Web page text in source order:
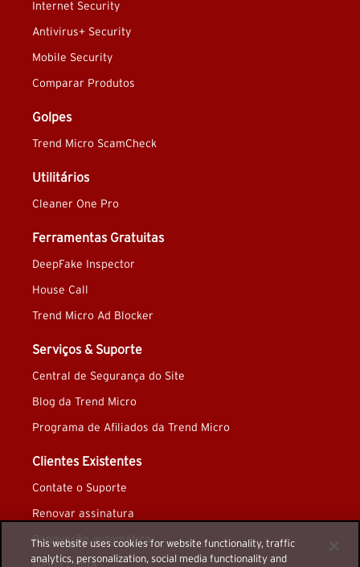
Internet Security
Antivirus+ Security
Mobile Security
Comparar Produtos
Golpes
Trend Micro ScamCheck
Utilitários
Cleaner One Pro
Ferramentas Gratuitas
DeepFake Inspector
House Call
Trend Micro Ad Blocker
Serviços & Suporte
Central de Segurança do Site
Blog da Trend Micro
Programa de Afiliados da Trend Micro
Clientes Existentes
Contate o Suporte
Renovar assinatura
Renovação automática
This website uses cookies for website functionality, traffic
analytics, personalization, social media functionality and